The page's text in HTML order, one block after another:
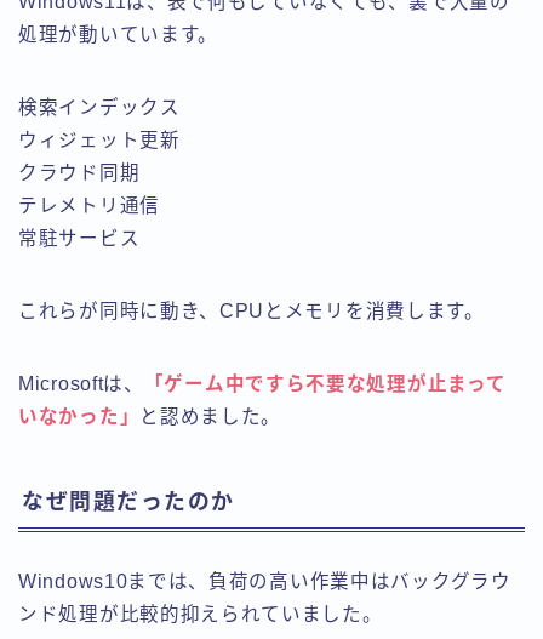
処理が動いています。
検索インデックス
ウィジェット更新
クラウド同期
テレメトリ通信
常駐サービス
これらが同時に動き、CPUとメモリを消費します。
Microsoftは、
「ゲーム中ですら不要な処理が止まって
いなかった」
と認めました。
なぜ問題だったのか
Windows10までは、負荷の高い作業中はバックグラウ
ンド処理が比較的抑えられていました。